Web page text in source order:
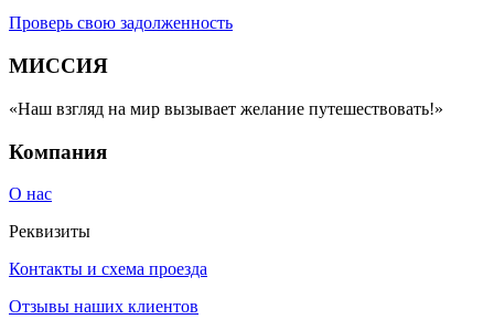
Проверь свою задолженность
МИССИЯ
«Наш взгляд на мир вызывает желание путешествовать!»
Компания
О нас
Реквизиты
Контакты и схема проезда
Отзывы наших клиентов